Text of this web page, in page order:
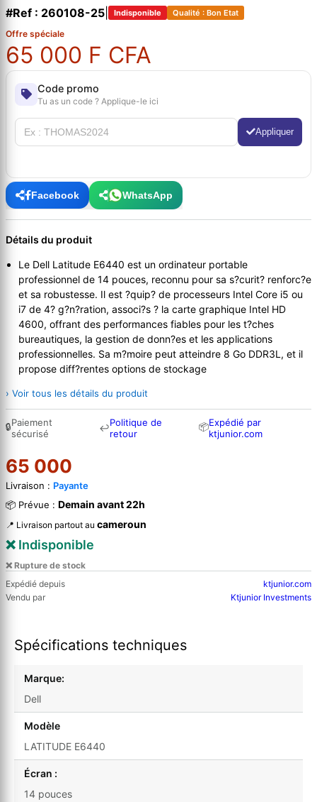
#Ref : 260108-25 Indisponible Qualité : Bon Etat
Offre spéciale
65 000 F CFA
Code promo
Tu as un code ? Applique-le ici
Appliquer
Facebook WhatsApp
Détails du produit
Le Dell Latitude E6440 est un ordinateur portable
professionnel de 14 pouces, reconnu pour sa s?curit? renforc?e
et sa robustesse. Il est ?quip? de processeurs Intel Core i5 ou
i7 de 4? g?n?ration, associ?s ? la carte graphique Intel HD
4600, offrant des performances fiables pour les t?ches
bureautiques, la gestion de donn?es et les applications
professionnelles. Sa m?moire peut atteindre 8 Go DDR3L, et il
propose diff?rentes options de stockage
› Voir tous les détails du produit
🔒Paiement
sécurisé
↩Politique de
retour
📦Expédié par
ktjunior.com
65 000
Livraison : Payante
📦 Prévue : Demain avant 22h
📍 Livraison partout au cameroun
❌ Indisponible
❌ Rupture de stock
Expédié depuis
ktjunior.com
Vendu par
Ktjunior Investments
Spécifications techniques
Marque:
Dell
Modèle
LATITUDE E6440
Écran :
14 pouces